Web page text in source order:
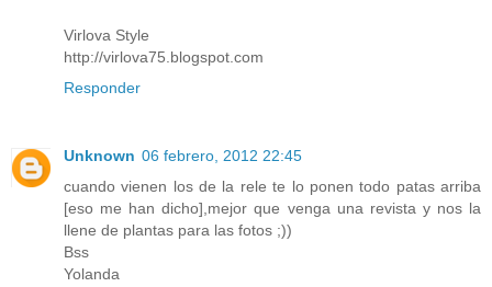
Virlova Style
http://virlova75.blogspot.com
Responder
Unknown 06 febrero, 2012 22:45
cuando vienen los de la rele te lo ponen todo patas arriba
[eso me han dicho],mejor que venga una revista y nos la
llene de plantas para las fotos ;))
Bss
Yolanda